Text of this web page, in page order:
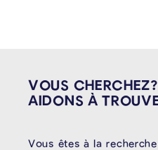
VOUS
AIDONS À
Vous êtes à la